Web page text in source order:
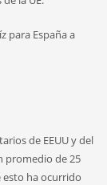
para España a
de EEUU y del
promedio de 25
esto ha ocurrido